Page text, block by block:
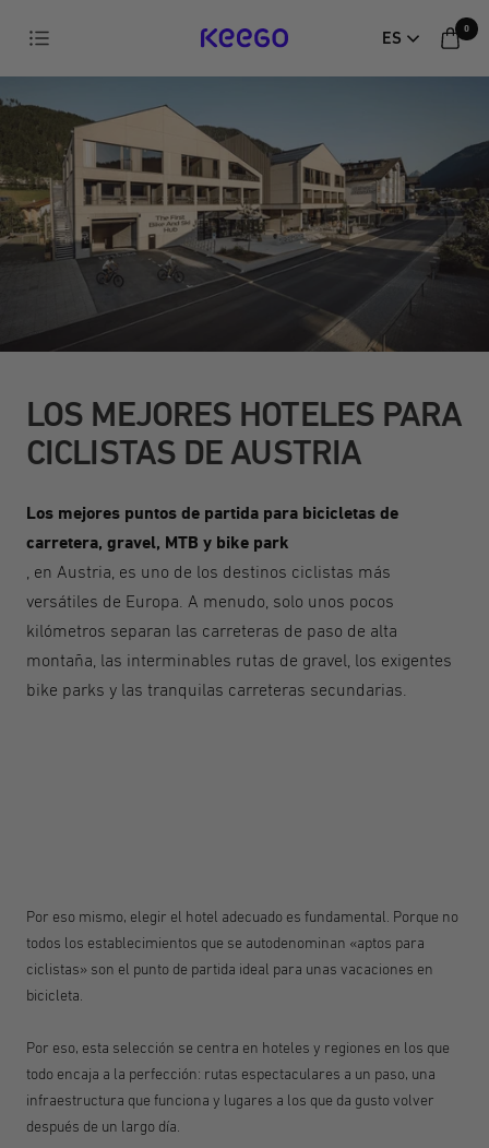
directamente
Navegación KEEGO ES
0
LOS MEJORES HOTELES PARA
CICLISTAS DE AUSTRIA
Los mejores puntos de partida para bicicletas de
carretera, gravel, MTB y bike park
, en Austria, es uno de los destinos ciclistas más
versátiles de Europa. A menudo, solo unos pocos
kilómetros separan las carreteras de paso de alta
montaña, las interminables rutas de gravel, los exigentes
bike parks y las tranquilas carreteras secundarias.
Por eso mismo, elegir el hotel adecuado es fundamental. Porque no
todos los establecimientos que se autodenominan «aptos para
ciclistas» son el punto de partida ideal para unas vacaciones en
bicicleta.
Por eso, esta selección se centra en hoteles y regiones en los que
todo encaja a la perfección: rutas espectaculares a un paso, una
infraestructura que funciona y lugares a los que da gusto volver
después de un largo día.